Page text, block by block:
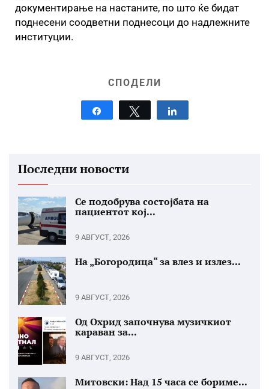
документирање на настаните, по што ќе бидат
поднесени соодветни поднесоци до надлежните
институции.
СПОДЕЛИ
Tweet
Последни новости
Се подобрува состојбата на
пациентот кој...
9 АВГУСТ, 2026
На „Богородица“ за влез и излез...
9 АВГУСТ, 2026
Од Охрид започнува музичкиот
караван за...
9 АВГУСТ, 2026
Митовски: Над 15 часа се бориме...